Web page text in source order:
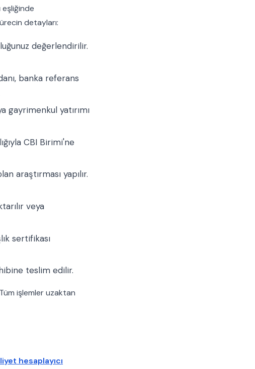
eşliğinde
detayları:
değerlendirilir.
banka referans
gayrimenkul yatırımı
CBI Birimi'ne
araştırması yapılır.
veya
sertifikası
teslim edilir.
işlemler uzaktan
hesaplayıcı